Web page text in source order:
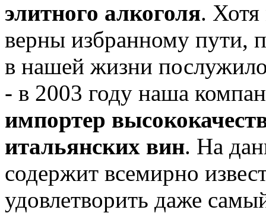
элитного алкоголя.
верны избранному пути,
в нашей жизни
- в 2003 году наша
импортер
итальянских вин. На
содержит всемирно
удовлетворить даже